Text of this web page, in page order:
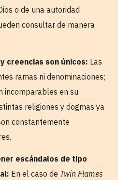
o de una autoridad
consultar de manera
creencias son únicos: Las
ramas ni denominaciones;
incomparables en su
religiones y dogmas ya
constantemente
escándalos de tipo
En el caso de Twin Flames